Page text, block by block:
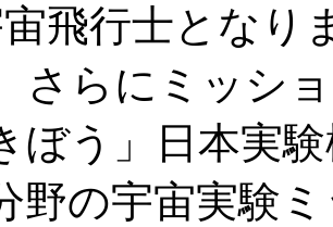
飛行士となり
さらにミッシ
ぼう」日本実
野の宇宙実験